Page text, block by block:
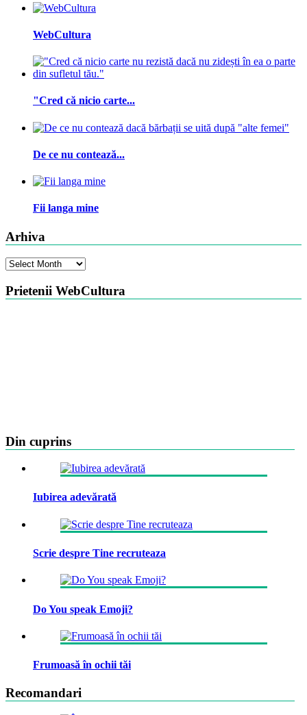
WebCultura
"Cred că nicio carte...
De ce nu contează...
Fii langa mine
Arhiva
Arhiva
Prietenii WebCultura
Din cuprins
Iubirea adevărată
Scrie despre Tine recruteaza
Do You speak Emoji?
Frumoasă în ochii tăi
Recomandari